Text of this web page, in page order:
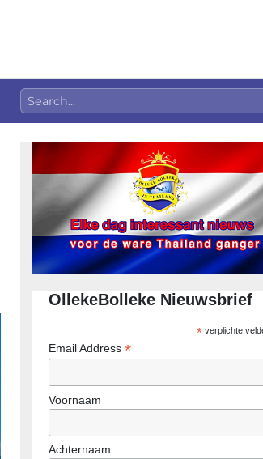
OllekeBolleke Nieuwsbrief
*verplichte
Email Address *
Voornaam
Achternaam